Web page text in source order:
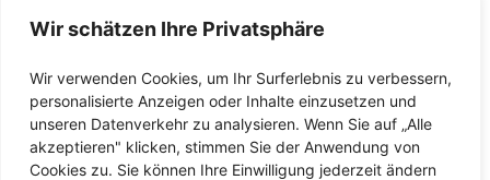
Wir schätzen Ihre Privatsphäre
Wir verwenden Cookies, um Ihr Surferlebnis zu verbessern,
personalisierte Anzeigen oder Inhalte einzusetzen und
unseren Datenverkehr zu analysieren. Wenn Sie auf „Alle
akzeptieren" klicken, stimmen Sie der Anwendung von
Cookies zu. Sie können Ihre Einwilligung jederzeit ändern